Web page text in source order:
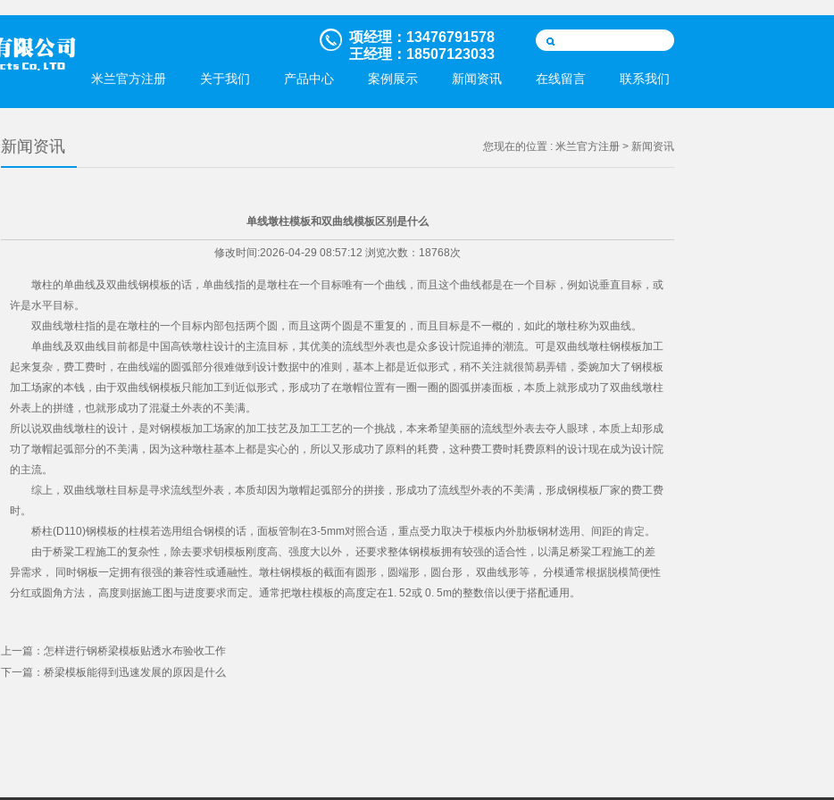
项经理：13476791578
王经理：18507123033
米兰官方注册 关于我们 产品中心 案例展示 新闻资讯 在线留言 联系我们
您现在的位置 : 米兰官方注册 > 新闻资讯
新闻资讯
单线墩柱模板和双曲线模板区别是什么
修改时间:2026-04-29 08:57:12 浏览次数：18768次
墩柱的单曲线及双曲线钢模板的话，单曲线指的是墩柱在一个目标唯有一个曲线，而且这个曲线都是在一个目标，例如说垂直目标，或
许是水平目标。
双曲线墩柱指的是在墩柱的一个目标内部包括两个圆，而且这两个圆是不重复的，而且目标是不一概的，如此的墩柱称为双曲线。
单曲线及双曲线目前都是中国高铁墩柱设计的主流目标，其优美的流线型外表也是众多设计院追捧的潮流。可是双曲线墩柱钢模板加工
起来复杂，费工费时，在曲线端的圆弧部分很难做到设计数据中的准则，基本上都是近似形式，稍不关注就很简易弄错，委婉加大了钢模板
加工场家的本钱，由于双曲线钢模板只能加工到近似形式，形成功了在墩帽位置有一圈一圈的圆弧拼凑面板，本质上就形成功了双曲线墩柱
外表上的拼缝，也就形成功了混凝土外表的不美满。
所以说双曲线墩柱的设计，是对钢模板加工场家的加工技艺及加工工艺的一个挑战，本来希望美丽的流线型外表去夺人眼球，本质上却形成
功了墩帽起弧部分的不美满，因为这种墩柱基本上都是实心的，所以又形成功了原料的耗费，这种费工费时耗费原料的设计现在成为设计院
的主流。
综上，双曲线墩柱目标是寻求流线型外表，本质却因为墩帽起弧部分的拼接，形成功了流线型外表的不美满，形成钢模板厂家的费工费
时。
桥柱(D110)钢模板的柱模若选用组合钢模的话，面板管制在3-5mm对照合适，重点受力取决于模板内外肋板钢材选用、间距的肯定。
由于桥粱工程施工的复杂性，除去要求钥模板刚度高、强度大以外， 还要求整体钢模板拥有较强的适合性，以满足桥粱工程施工的差
异需求， 同时钢板一定拥有很强的兼容性或通融性。墩柱钢模板的截面有圆形，圆端形，圆台形， 双曲线形等， 分模通常根据脱模简便性
分红或圆角方法， 高度则据施工图与进度要求而定。通常把墩柱模板的高度定在1. 52或 0. 5m的整数倍以便于搭配通用。
上一篇： 怎样进行钢桥梁模板贴透水布验收工作
下一篇： 桥梁模板能得到迅速发展的原因是什么